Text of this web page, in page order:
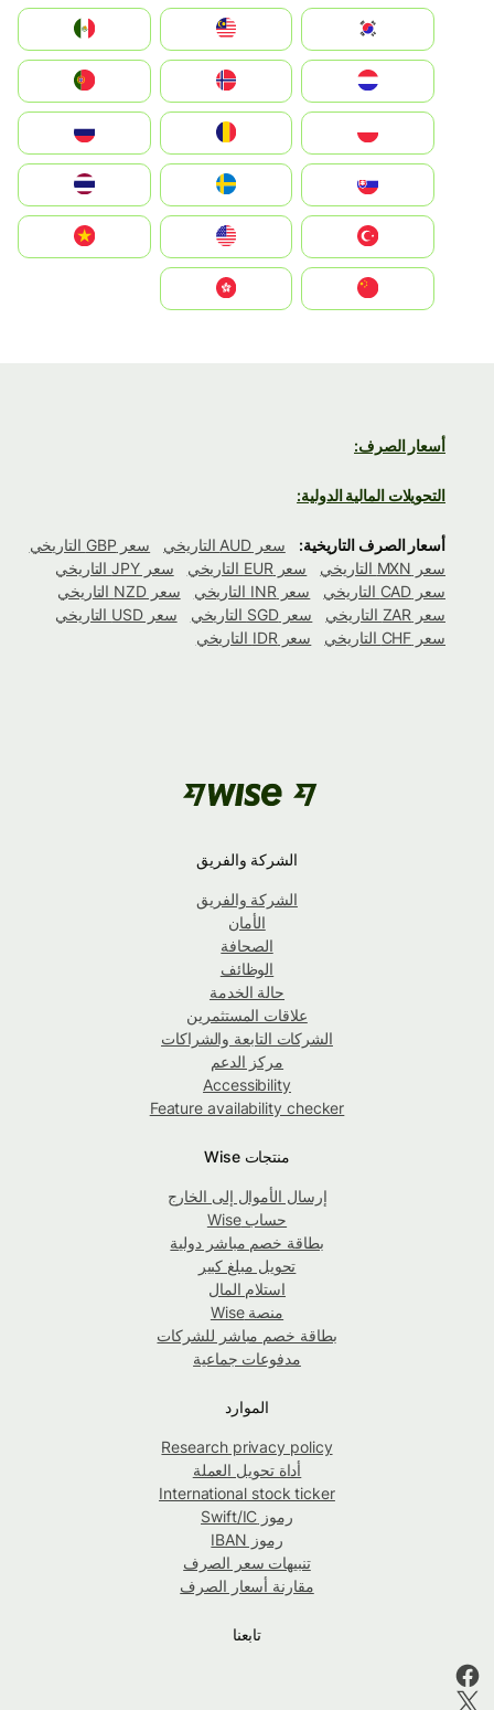
South Korea
Nederland
Portugal
România
Slovensko
United States
Vietnam
أسعار الصرف:
التحويلات المالية الدولية:
أسعار الصرف التاريخية: سعر AUD التاريخي
سعر GBP التاريخي
سعر MXN التاريخي
سعر EUR التاريخي
سعر JPY التاريخي
سعر CAD التاريخي
سعر INR التاريخي
سعر NZD التاريخي
سعر ZAR التاريخي
سعر SGD التاريخي
سعر USD التاريخي
سعر CHF التاريخي
سعر IDR التاريخي
الشركة والفريق
الشركة والفريق
الأمان
الصحافة
الوظائف
حالة الخدمة
علاقات المستثمرين
الشركات التابعة والشراكات
مركز الدعم
Accessibility
Feature availability checker
منتجات Wise
إرسال الأموال إلى الخارج
حساب Wise
بطاقة خصم مباشر دولية
تحويل مبلغ كبير
استلام المال
منصة Wise
بطاقة خصم مباشر للشركات
مدفوعات جماعية
الموارد
Research privacy policy
أداة تحويل العملة
International stock ticker
رموز Swift/IC
رموز IBAN
تنبيهات سعر الصرف
مقارنة أسعار الصرف
تابعنا